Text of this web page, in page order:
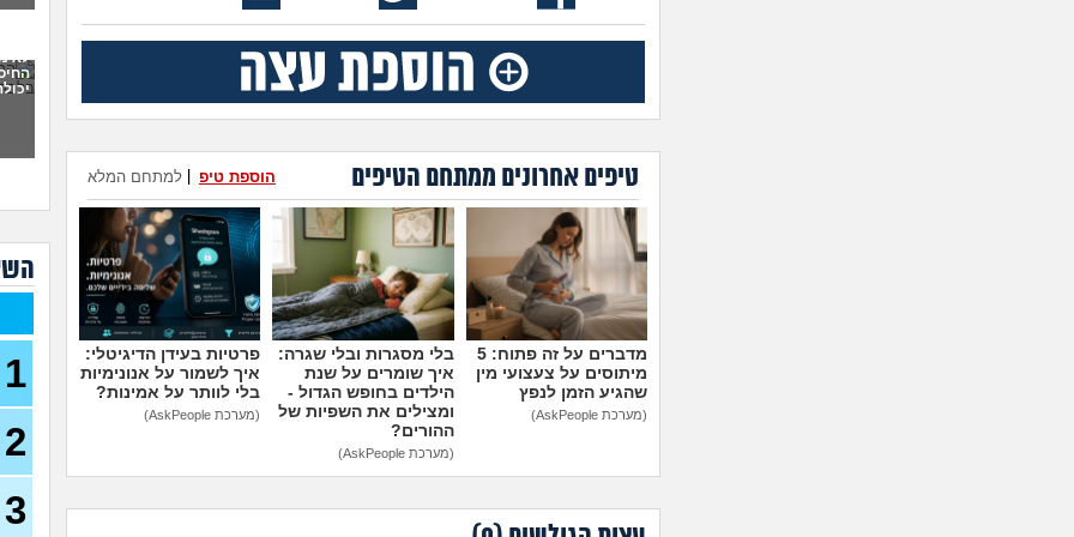
טיפים אחרונים ממתחם הטיפים למתחם המלא הוספת טיפ
מדברים על זה פתוח: 5
מיתוסים על צעצועי מין
שהגיע הזמן לנפץ
(מערכת AskPeople)
בלי מסגרות ובלי שגרה:
איך שומרים על שנת
הילדים בחופש הגדול -
ומצילים את השפיות של
ההורים?
(מערכת AskPeople)
פרטיות בעידן הדיגיטלי:
איך לשמור על אנונימיות
בלי לוותר על אמינות?
(מערכת AskPeople)
18)
(שיר,
בן 21)
מה
לא
1
2
3